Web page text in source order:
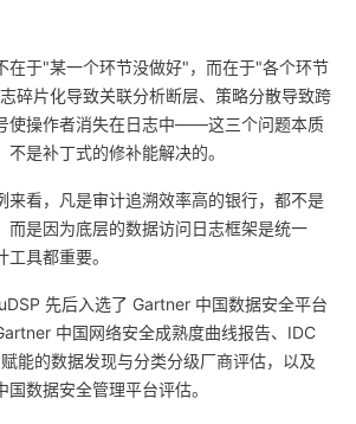
在于"某一个环节没做好"，而在于"各个环节
碎片化导致关联分析断层、策略分散导致跨
使操作者消失在日志中——这三个问题本质
不是补丁式的修补能解决的。
来看，凡是审计追溯效率高的银行，都不是
而是因为底层的数据访问日志框架是统一
具都重要。
先后入选了 Gartner 中国数据安全平台
中国网络安全成熟度曲线报告、IDC
能的数据发现与分类分级厂商评估，以及
数据安全管理平台评估。